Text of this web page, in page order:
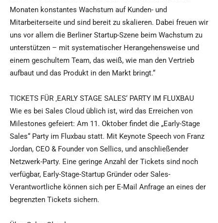
Monaten konstantes Wachstum auf Kunden- und
Mitarbeiterseite und sind bereit zu skalieren. Dabei freuen wir
uns vor allem die Berliner Startup-Szene beim Wachstum zu
unterstützen – mit systematischer Herangehensweise und
einem geschultem Team, das weiß, wie man den Vertrieb
aufbaut und das Produkt in den Markt bringt.“
TICKETS FÜR ‚EARLY STAGE SALES‘ PARTY IM FLUXBAU
Wie es bei Sales Cloud üblich ist, wird das Erreichen von
Milestones gefeiert: Am 11. Oktober findet die „Early-Stage
Sales“ Party im Fluxbau statt. Mit Keynote Speech von Franz
Jordan, CEO & Founder von Sellics, und anschließender
Netzwerk-Party. Eine geringe Anzahl der Tickets sind noch
verfügbar, Early-Stage-Startup Gründer oder Sales-
Verantwortliche können sich per E-Mail Anfrage an eines der
begrenzten Tickets sichern.